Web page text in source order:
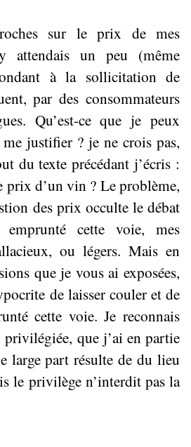
sur le prix de mes
attendais un peu (même
à la sollicitation de
par des consommateurs
Qu’est-ce que je peux
justifier ? je ne crois pas,
du texte précédant j’écris :
prix d’un vin ? Le problème,
des prix occulte le débat
cette voie, mes
ou légers. Mais en
que je vous ai exposées,
de laisser couler et de
cette voie. Je reconnais
que j’ai en partie
large part résulte de du lieu
le privilège n’interdit pas la